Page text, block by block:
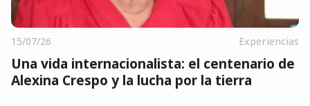
15/07/26 Experiencias
Una vida internacionalista: el centenario de
Alexina Crespo y la lucha por la tierra